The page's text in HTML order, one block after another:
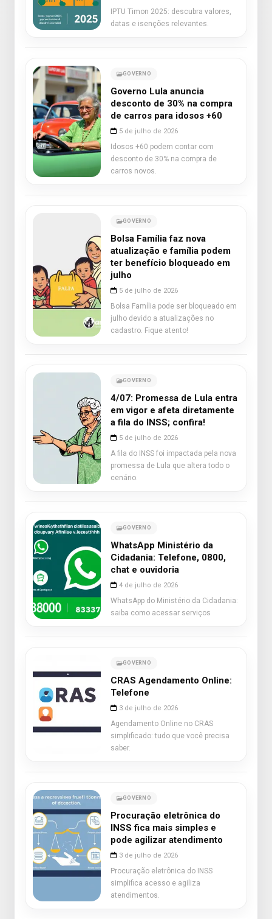
IPTU Timon 2025: descubra valores,
datas e isenções relevantes.
GOVERNO
Governo Lula anuncia
desconto de 30% na compra
de carros para idosos +60
5 de julho de 2026
Idosos +60 podem contar com
desconto de 30% na compra de
carros novos.
GOVERNO
Bolsa Família faz nova
atualização e família podem
ter benefício bloqueado em
julho
5 de julho de 2026
Bolsa Família pode ser bloqueado em
julho devido a atualizações no
cadastro. Fique atento!
GOVERNO
4/07: Promessa de Lula entra
em vigor e afeta diretamente
a fila do INSS; confira!
5 de julho de 2026
A fila do INSS foi impactada pela nova
promessa de Lula que altera todo o
cenário.
GOVERNO
WhatsApp Ministério da
Cidadania: Telefone, 0800,
chat e ouvidoria
4 de julho de 2026
WhatsApp do Ministério da Cidadania:
saiba como acessar serviços
GOVERNO
CRAS Agendamento Online:
Telefone
3 de julho de 2026
Agendamento Online no CRAS
simplificado: tudo que você precisa
saber.
GOVERNO
Procuração eletrônica do
INSS fica mais simples e
pode agilizar atendimento
3 de julho de 2026
Procuração eletrônica do INSS
simplifica acesso e agiliza
atendimentos.